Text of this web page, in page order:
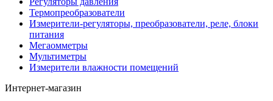
Термопреобразователи
Измерители-регуляторы, преобразователи, реле, блоки
питания
Мегаомметры
Мультиметры
Измерители влажности помещений
Интернет-магазин